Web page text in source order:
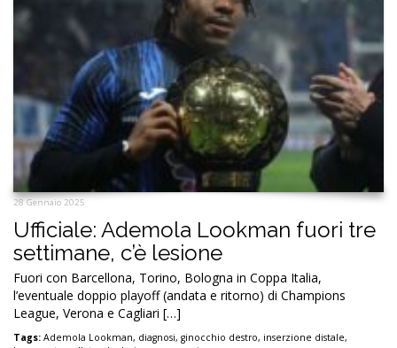
28 Gennaio 2025
Ufficiale: Ademola Lookman fuori tre
settimane, c’è lesione
Fuori con Barcellona, Torino, Bologna in Coppa Italia,
l’eventuale doppio playoff (andata e ritorno) di Champions
League, Verona e Cagliari […]
Tags: Ademola Lookman, diagnosi, ginocchio destro, inserzione distale,